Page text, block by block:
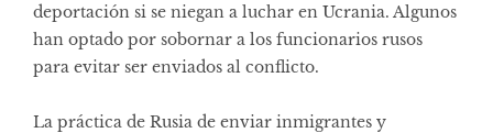
deportación si se niegan a luchar en Ucrania. Algunos
han optado por sobornar a los funcionarios rusos
para evitar ser enviados al conflicto.
La práctica de Rusia de enviar inmigrantes y